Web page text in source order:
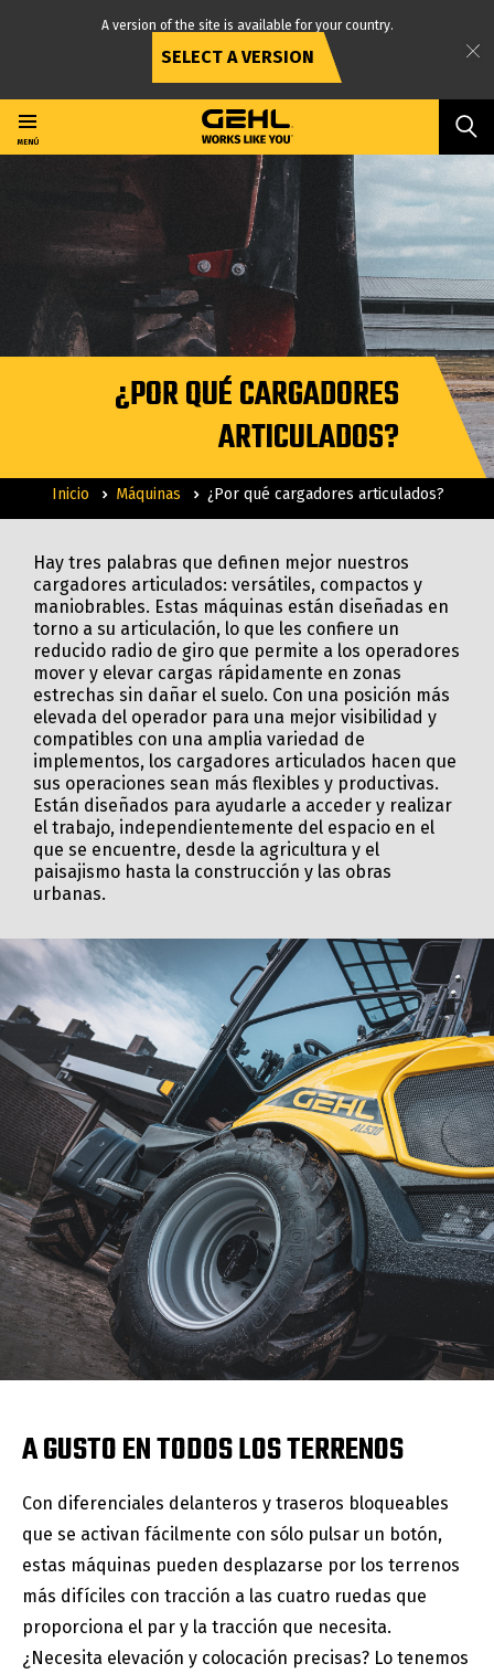
contenido
principal
A version of the site is available for your country.
SELECT A VERSION
MENÚ
¿POR QUÉ CARGADORES
ARTICULADOS?
Inicio Máquinas ¿Por qué cargadores articulados?
Hay tres palabras que definen mejor nuestros
cargadores articulados: versátiles, compactos y
maniobrables. Estas máquinas están diseñadas en
torno a su articulación, lo que les confiere un
reducido radio de giro que permite a los operadores
mover y elevar cargas rápidamente en zonas
estrechas sin dañar el suelo. Con una posición más
elevada del operador para una mejor visibilidad y
compatibles con una amplia variedad de
implementos, los cargadores articulados hacen que
sus operaciones sean más flexibles y productivas.
Están diseñados para ayudarle a acceder y realizar
el trabajo, independientemente del espacio en el
que se encuentre, desde la agricultura y el
paisajismo hasta la construcción y las obras
urbanas.
A GUSTO EN TODOS LOS TERRENOS
Con diferenciales delanteros y traseros bloqueables
que se activan fácilmente con sólo pulsar un botón,
estas máquinas pueden desplazarse por los terrenos
más difíciles con tracción a las cuatro ruedas que
proporciona el par y la tracción que necesita.
¿Necesita elevación y colocación precisas? Lo tenemos